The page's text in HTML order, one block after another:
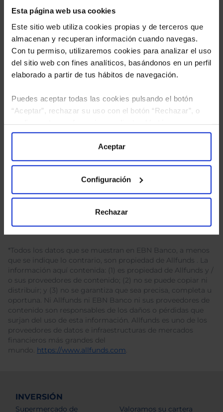
Esta página web usa cookies
Este sitio web utiliza cookies propias y de terceros que
almacenan y recuperan información cuando navegas.
Con tu permiso, utilizaremos cookies para analizar el uso
del sitio web con fines analíticos, basándonos en un perfil
elaborado a partir de tus hábitos de navegación.
Puedes aceptar todas las cookies pulsando el botón
“Aceptar”, rechazar su uso con el botón “Rechazar”, o
“Configuración”. Consulta nuestraPolítica
para más información.
Aceptar
Configuración
Rechazar
He leídola política de privacidady consiento el
*Todos los datos que se muestran en EBN Banco, a menos
que se indique lo contrario, son propiedad de Allfunds . La
información aquí contenida: (1) es propiedad de Allfunds y /
o sus proveedores de contenido; (2) no se puede copiar ni
distribuir; y (3) no se garantiza que sea precisa, completa u
oportuna. Ni Allfunds ni EBN Banco ni sus proveedores de
contenido son responsables de los daños o pérdidas que
surjan del uso de esta información. Allfunds es uno de los
proveedores de datos e infraestructuras de mercados
financieros más grandes del
mundo. https://www.allfunds.com.
INVERSIÓN
Supermercado de
Valoramos su cartera